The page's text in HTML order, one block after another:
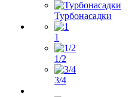
Турбонасадки
1
1/2
3/4